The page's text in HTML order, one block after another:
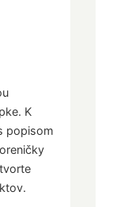
K
popisom